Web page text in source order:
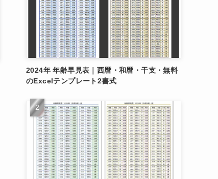
2024年 年齢早見表｜西暦・和暦・干支・無料
のExcelテンプレート2書式